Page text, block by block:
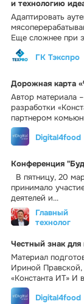
и технологию
Адаптировать
Еще сложнее при
ГК Тэкспро
Дорожная карта
Автор материала
разработки
партнером
Digital4food
Конференция
В пятницу, 20
принимало
деятелей и...
Главный
технолог
Честный знак
Материал
Ириной Правской,
«Константа ИТ» И
Digital4food